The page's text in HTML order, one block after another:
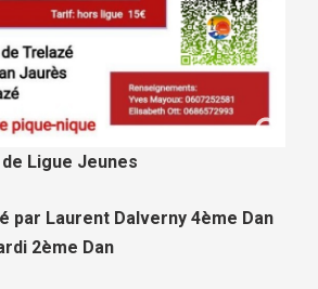
Ligue Jeunes
par Laurent Dalverny 4ème Dan
2ème Dan